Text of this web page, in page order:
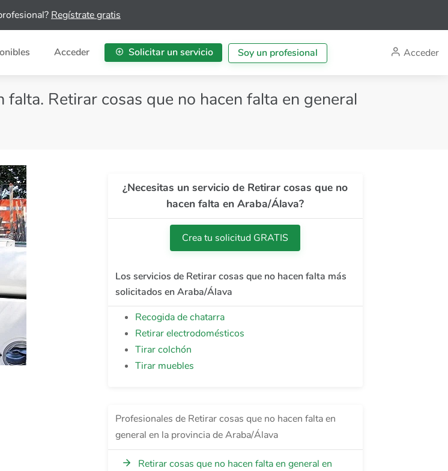
Regístrate gratis
Acceder Solicitar un servicio Soy un profesional Acceder
Retirar cosas que no hacen falta en general
¿Necesitas un servicio de Retirar cosas que no
hacen falta en Araba/Álava?
Crea tu solicitud GRATIS
Los servicios de Retirar cosas que no hacen falta más
solicitados en Araba/Álava
Recogida de chatarra
Retirar electrodomésticos
Tirar colchón
Tirar muebles
Profesionales de Retirar cosas que no hacen falta en
general en la provincia de Araba/Álava
Retirar cosas que no hacen falta en general en